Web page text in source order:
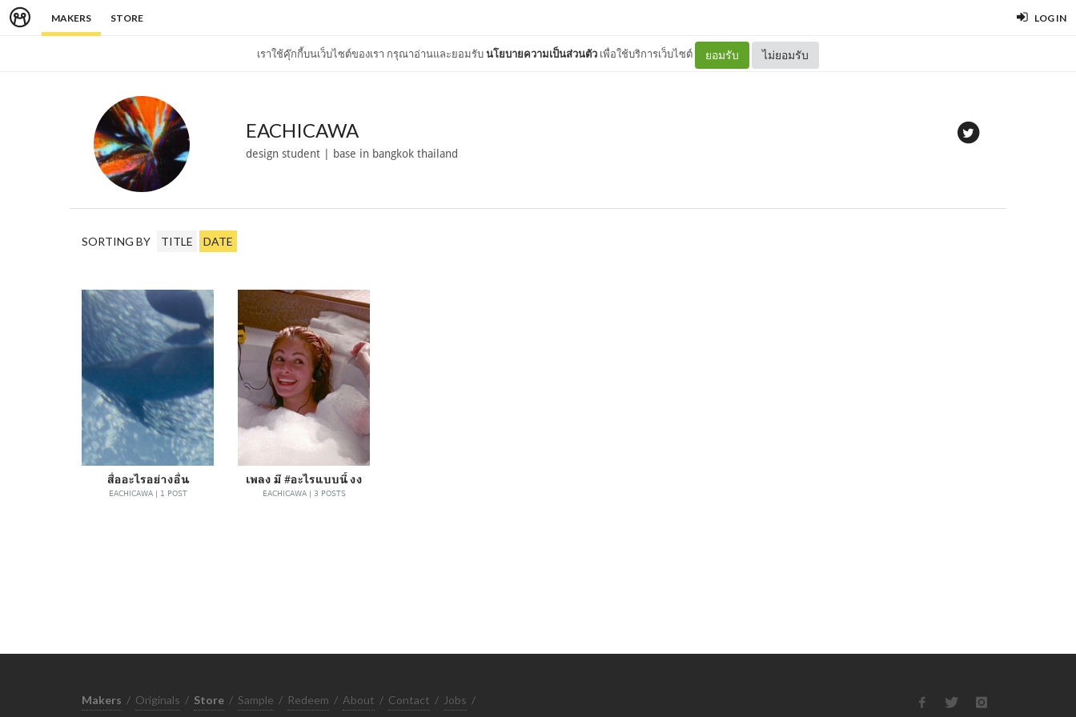
MAKERS STORE LOG IN
เราใช้คุ๊กกี้บนเว็บไซต์ของเรา กรุณาอ่านและยอมรับนโยบายความเป็นส่วนตัว เพื่อใช้บริการเว็บไซต์ ยอมรับ ไม่ยอมรับ
EACHICAWA
design student | base in bangkok thailand
SORTING BY TITLE DATE
สื่ออะไรอย่างอื่น
EACHICAWA | 1 POST
เพลง มี #อะไรแบบนี้ งง
EACHICAWA | 3 POSTS
Makers / Originals / Store / Sample / Redeem / About / Contact / Jobs /